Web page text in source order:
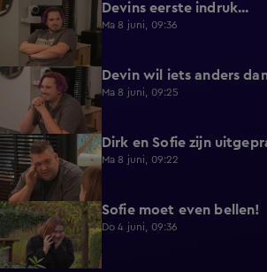
0:30 Devins eerste indruk...
Ma 8 juni, 09:36
0:25 Devin wil iets anders
Ma 8 juni, 09:25
0:26 Dirk en Sofie zijn
Ma 8 juni, 09:22
1:13 Sofie moet even bellen!
Do 4 juni, 09:36